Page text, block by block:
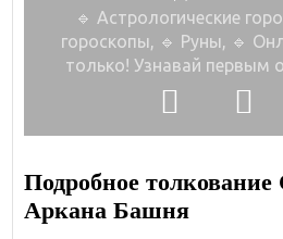
🔹 Астрологические
гороскопы, 🔹 Руны, 🔹
только! Узнавай первым
Подробное
Аркана Башня